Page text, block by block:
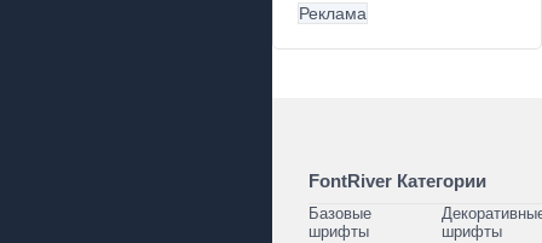
Реклама
FontRiver Категории
Базовые
шрифты
шрифты